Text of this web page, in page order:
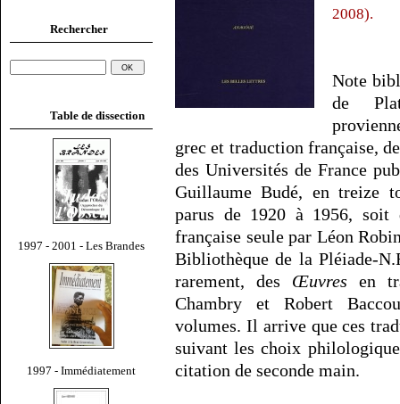
Rechercher
Table de dissection
1997 - 2001 - Les Brandes
1997 - Immédiatement
2008).
Note
de
grec et traduction française,
des Universités de France
Guillaume Budé, en treize
parus de 1920 à 1956,
française seule par Léon
Bibliothèque de la Pléiade-
rarement, des Œuvres en
Chambry et Robert
volumes. Il arrive que ces
suivant les choix
citation de seconde main.